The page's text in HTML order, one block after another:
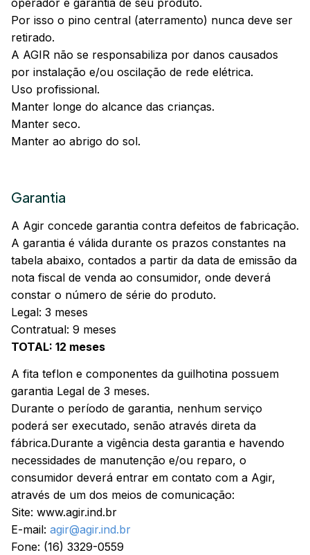
Por isso o pino central (aterramento) nunca deve ser
retirado.
A AGIR não se responsabiliza por danos causados
por instalação e/ou oscilação de rede elétrica.
Uso profissional.
Manter longe do alcance das crianças.
Manter seco.
Manter ao abrigo do sol.
Garantia
A Agir concede garantia contra defeitos de fabricação.
A garantia é válida durante os prazos constantes na
tabela abaixo, contados a partir da data de emissão da
nota fiscal de venda ao consumidor, onde deverá
constar o número de série do produto.
Legal: 3 meses
Contratual: 9 meses
TOTAL: 12 meses
A fita teflon e componentes da guilhotina possuem
garantia Legal de 3 meses.
Durante o período de garantia, nenhum serviço
poderá ser executado, senão através direta da
fábrica.Durante a vigência desta garantia e havendo
necessidades de manutenção e/ou reparo, o
consumidor deverá entrar em contato com a Agir,
através de um dos meios de comunicação:
Site: www.agir.ind.br
E-mail: agir@agir.ind.br
Fone: (16) 3329-0559